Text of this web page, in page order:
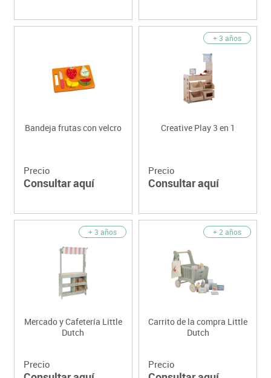
Bandeja frutas con velcro
Precio
Consultar aquí
+ 3 años
Creative Play 3 en 1
Precio
Consultar aquí
+ 3 años
Mercado y Cafetería Little
Dutch
Precio
+ 2 años
Carrito de la compra Little
Dutch
Precio